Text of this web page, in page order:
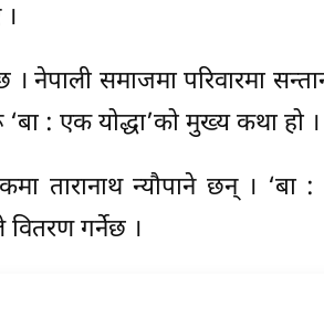
। नेपाली समाजमा परिवारमा
: एक योद्धा’को मुख्य कथा हो ।
तारानाथ न्यौपाने छन् । ‘बा
वितरण गर्नेछ ।